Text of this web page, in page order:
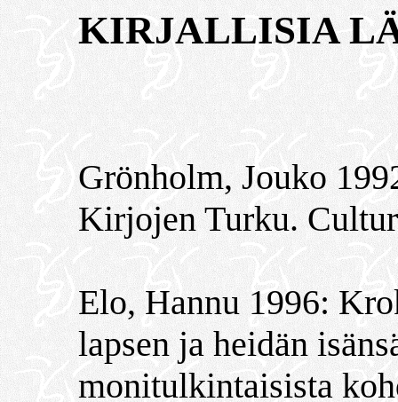
KIRJALLISIA
Grönholm, Jouko
Kirjojen Turku.
Elo, Hannu 1996:
lapsen ja heidän
monitulkintaisista